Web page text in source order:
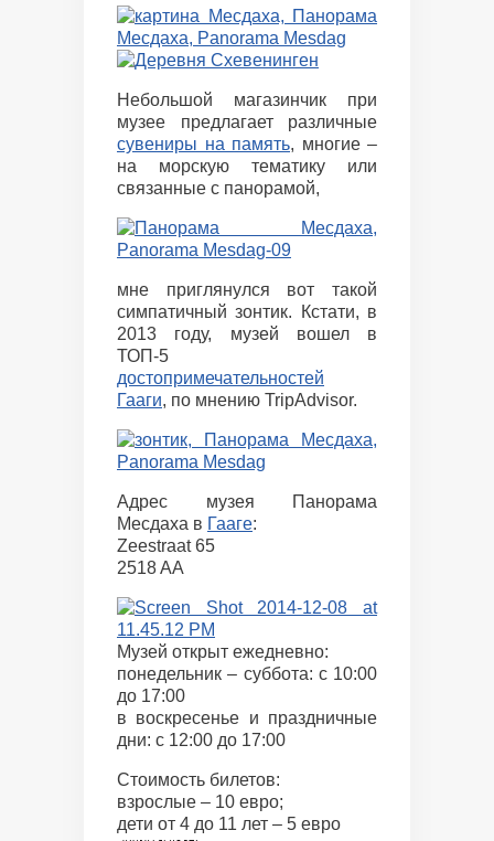
Небольшой магазинчик при
музее предлагает различные
сувениры на память, многие –
на морскую тематику или
связанные с панорамой,
мне приглянулся вот такой
симпатичный зонтик. Кстати, в
2013 году, музей вошел в
ТОП-5
достопримечательностей
Гааги, по мнению TripAdvisor.
Адрес музея Панорама
Месдаха в Гааге:
Zeestraat 65
2518 AA
Музей открыт ежедневно:
понедельник – суббота: с 10:00
до 17:00
в воскресенье и праздничные
дни: с 12:00 до 17:00
Стоимость билетов:
взрослые – 10 евро;
дети от 4 до 11 лет – 5 евро